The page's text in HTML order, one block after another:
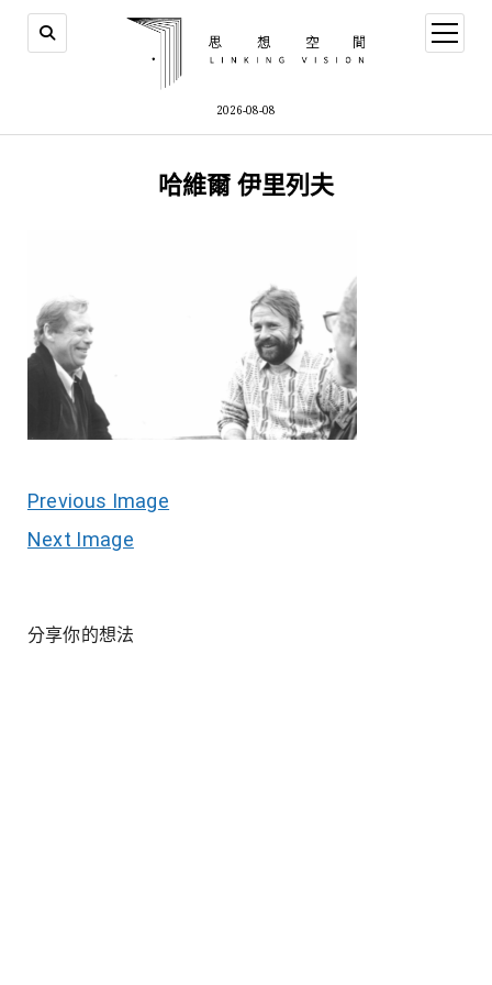
2026-08-08
open
menu
哈維爾 伊里列夫
Previous Image
Next Image
分享你的想法